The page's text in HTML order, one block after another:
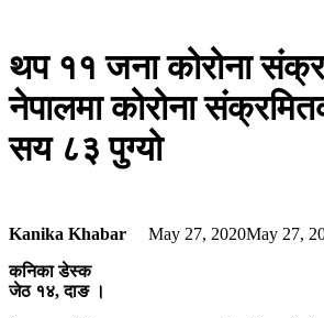
थप ११ जना कोरोना
नेपालमा कोरोना
सय ८३ पुग्यो
Kanika Khabar May 27, 2020May 27,
कनिका डेस्क
जेठ १४, दाङ ।